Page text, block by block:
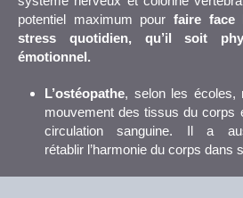
potentiel maximum pour faire face
stress quotidien, qu’il soit
émotionnel.
L’ostéopathe, selon les écoles,
mouvement des tissus du corps
circulation sanguine. Il a
rétablir l’harmonie du corps dans